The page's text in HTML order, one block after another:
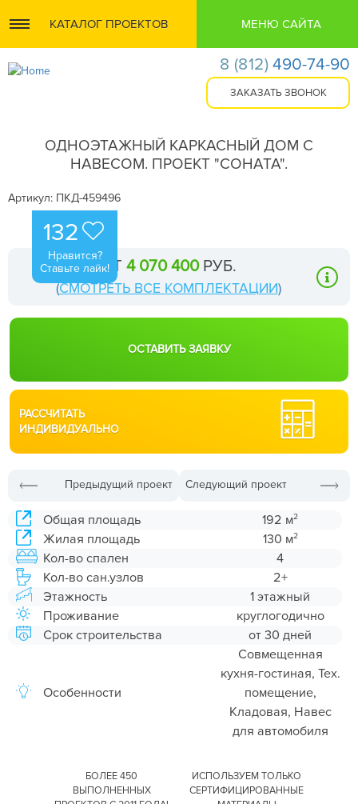
КАТАЛОГ ПРОЕКТОВ МЕНЮ САЙТА
8 (812) 490-74-90
ОДНОЭТАЖНЫЙ КАРКАСНЫЙ ДОМ С
НАВЕСОМ. ПРОЕКТ "СОНАТА".
Артикул: ПКД-459496
132
Нравится?
Ставьте лайк!ОТ 4 070 400РУБ.
(СМОТРЕТЬ ВСЕ КОМПЛЕКТАЦИИ)
РАССЧИТАТЬ
ИНДИВИДУАЛЬНО
Предыдущий проект Следующий проект
Общая площадь 192 м2
Жилая площадь 130 м2
Кол-во спален
4
Кол-во сан.узлов
2+
Этажность
1 этажный
Проживание
круглогодично
Срок строительства
от 30 дней
Особенности
Совмещенная
кухня-гостиная, Тех.
помещение,
Кладовая, Навес
для автомобиля
БОЛЕЕ 450
ВЫПОЛНЕННЫХ
ИСПОЛЬЗУЕМ ТОЛЬКО
СЕРТИФИЦИРОВАННЫЕ